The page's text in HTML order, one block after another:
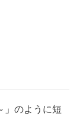
」のように短